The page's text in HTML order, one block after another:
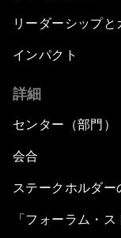
リーダーシップと
インパクト
詳細
センター（部門）
会合
ステークホルダー
「フォーラム・ス